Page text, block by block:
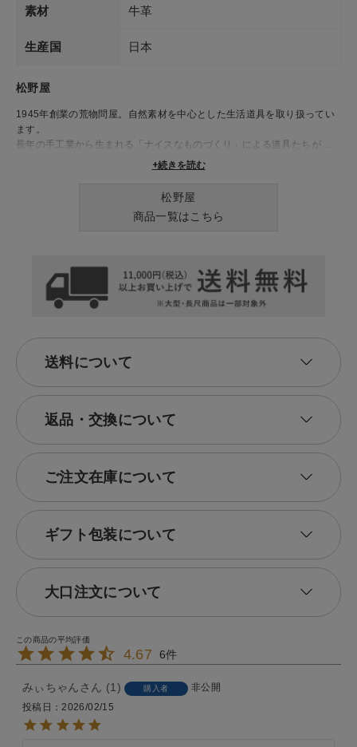
素材 牛革
生産国 日本
松野屋
1945年創業の荒物問屋。自然素材を中心とした生活道具を取り扱ってい
ます。
長年の手工業から生まれる「ナイスなものづくり」による道具たちが、
+続きを読む
松野屋
商品一覧はこちら
送料について
返品・交換について
ご注文在庫について
ギフト包装について
大口注文について
4.67 6
みぃちゃん 1 購入者
非公開
投稿日
2026/02/15